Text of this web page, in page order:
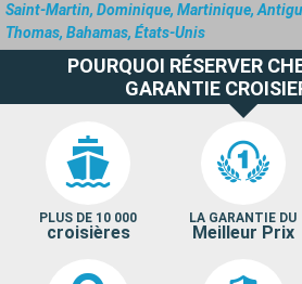
Saint-Martin, Dominique, Martinique,
Thomas, Bahamas, États-Unis
POURQUOI RÉSERVER
GARANTIE
PLUS DE 10 000
croisières
LA GARANTIE DU
Meilleur Prix